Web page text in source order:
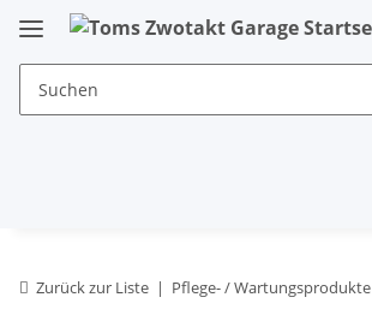
Zurück zur Liste Pflege- / Wartungsprodukte